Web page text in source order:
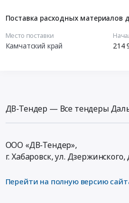
Поставка расходных материалов
Место поставки
Камчатский край 214
ДВ-Тендер — Все тендеры
ООО «ДВ-Тендер»,
г. Хабаровск,ул. Дзержинского,
Перейти на полную версию